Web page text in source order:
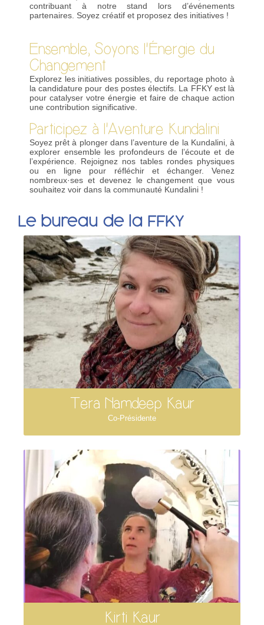
contribuant à notre stand lors d’événements
partenaires. Soyez créatif et proposez des initiatives !
Ensemble, Soyons l'Énergie du
Changement
Explorez les initiatives possibles, du reportage photo à
la candidature pour des postes électifs. La FFKY est là
pour catalyser votre énergie et faire de chaque action
une contribution significative.
Participez à l'Aventure Kundalini
Soyez prêt à plonger dans l’aventure de la Kundalini, à
explorer ensemble les profondeurs de l’écoute et de
l’expérience. Rejoignez nos tables rondes physiques
ou en ligne pour réfléchir et échanger. Venez
nombreux·ses et devenez le changement que vous
souhaitez voir dans la communauté Kundalini !
Le bureau de la FFKY
Tera Namdeep Kaur
Co-Présidente
Kirti Kaur